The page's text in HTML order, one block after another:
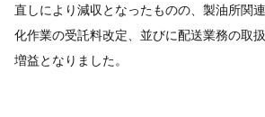
直しにより減収となったものの、製油所関
化作業の受託料改定、並びに配送業務の取
増益となりました。